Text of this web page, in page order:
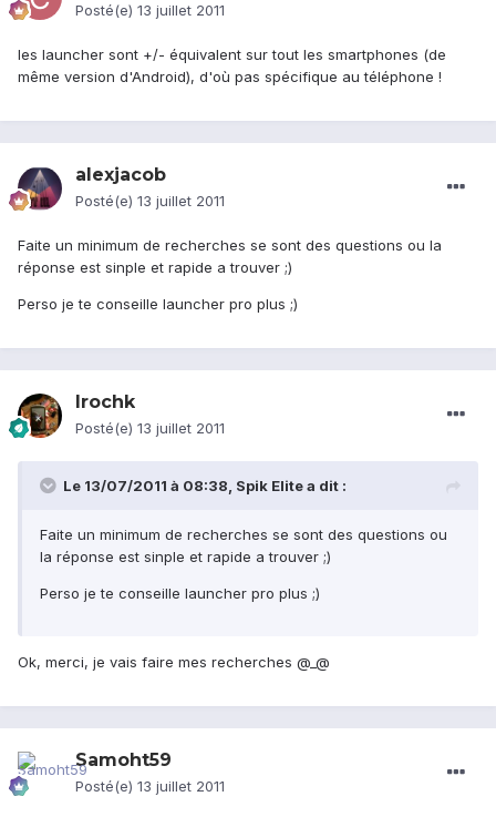
Posté(e) 13 juillet 2011
les launcher sont +/- équivalent sur tout les smartphones (de
même version d'Android), d'où pas spécifique au téléphone !
alexjacob
Posté(e) 13 juillet 2011
Faite un minimum de recherches se sont des questions ou la
réponse est sinple et rapide a trouver ;)
Perso je te conseille launcher pro plus ;)
Irochk
Posté(e) 13 juillet 2011
Le 13/07/2011 à 08:38, Spik Elite a dit :
Faite un minimum de recherches se sont des questions ou
la réponse est sinple et rapide a trouver ;)
Perso je te conseille launcher pro plus ;)
Ok, merci, je vais faire mes recherches @_@
Samoht59
Posté(e) 13 juillet 2011